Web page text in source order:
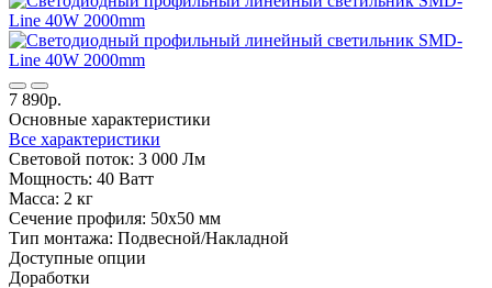
7 890р.
Основные характеристики
Все характеристики
Световой поток: 3 000 Лм
Мощность: 40 Ватт
Масса: 2 кг
Сечение профиля: 50х50 мм
Тип монтажа: Подвесной/Накладной
Доступные опции
Доработки